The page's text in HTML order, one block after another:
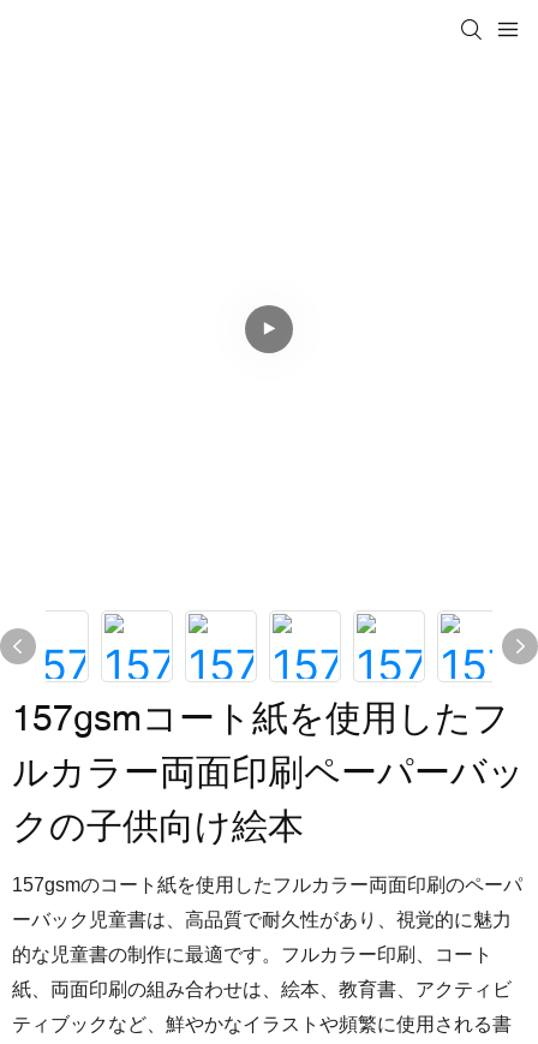
157gsmコート紙を使用したフ
ルカラー両面印刷ペーパーバッ
クの子供向け絵本
157gsmのコート紙を使用したフルカラー両面印刷のペーパ
ーバック児童書は、高品質で耐久性があり、視覚的に魅力
的な児童書の制作に最適です。フルカラー印刷、コート
紙、両面印刷の組み合わせは、絵本、教育書、アクティビ
ティブックなど、鮮やかなイラストや頻繁に使用される書